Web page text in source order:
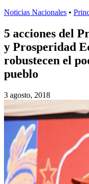
Noticias Nacionales •
5 acciones del
y Prosperidad
robustecen el
pueblo
3 agosto, 2018